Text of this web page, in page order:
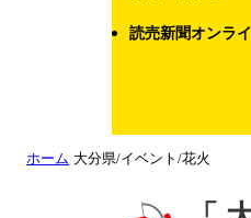
読売新聞オンラ
ホーム 大分県/イベント/花火